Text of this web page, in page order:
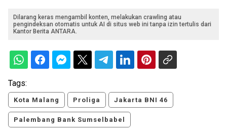
Dilarang keras mengambil konten, melakukan crawling atau
pengindeksan otomatis untuk AI di situs web ini tanpa izin tertulis dari
Kantor Berita ANTARA.
Tags:
Kota Malang Proliga Jakarta BNI 46
Palembang Bank Sumselbabel